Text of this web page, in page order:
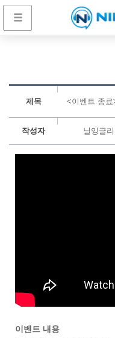
제목 <이벤트 종
작성자 닐잉글리
이벤트 내용